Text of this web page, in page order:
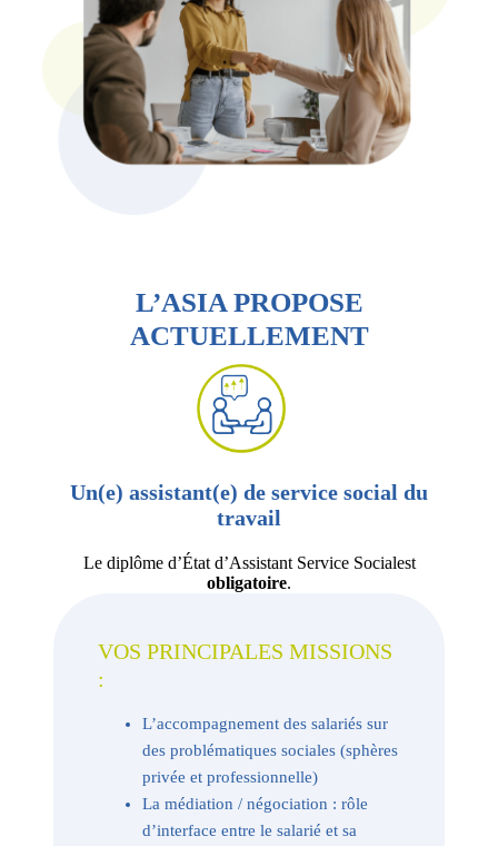
L’ASIA PROPOSE
ACTUELLEMENT
Un(e) assistant(e) de service social du
travail
Le diplôme d’État d’Assistant Service Socialest
obligatoire.
VOS PRINCIPALES MISSIONS
:
L’accompagnement des salariés sur
des problématiques sociales (sphères
privée et professionnelle)
La médiation / négociation : rôle
d’interface entre le salarié et sa